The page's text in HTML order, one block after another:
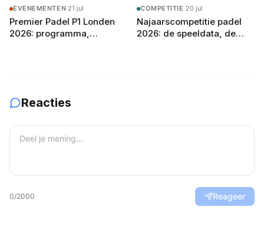
EVENEMENTEN·21 jul
Premier Padel P1 Londen
2026: programma,
COMPETITIE ·20 jul
Najaarscompetitie padel
2026: de speeldata, de
Reacties
0/2000 Reageer